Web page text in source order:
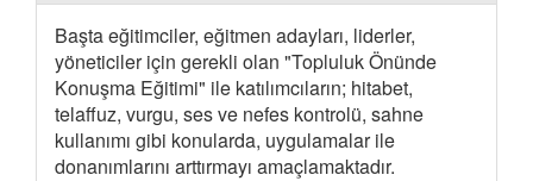
Başta eğitimciler, eğitmen adayları, liderler,
yöneticiler için gerekli olan "Topluluk Önünde
Konuşma Eğitimi" ile katılımcıların; hitabet,
telaffuz, vurgu, ses ve nefes kontrolü, sahne
kullanımı gibi konularda, uygulamalar ile
donanımlarını arttırmayı amaçlamaktadır.